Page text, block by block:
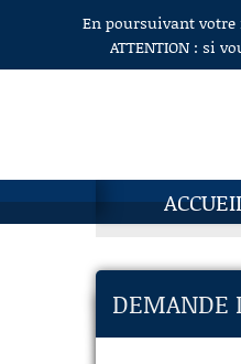
Aller au contenuEn poursuivant votre
ATTENTION : si
DEMANDE